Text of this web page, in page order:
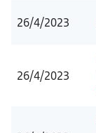
26/4/2023
26/4/2023